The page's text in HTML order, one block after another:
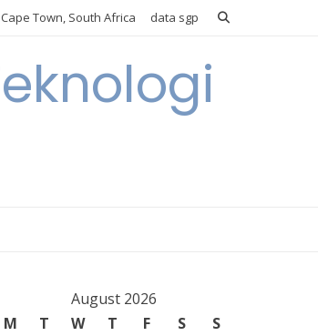
Cape Town, South Africa data sgp
August 2026
M
T W T F S
S